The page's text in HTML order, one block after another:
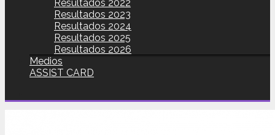
Resultados 2022
Resultados 2023
Resultados 2024
Resultados 2025
Resultados 2026
Medios
ASSIST CARD